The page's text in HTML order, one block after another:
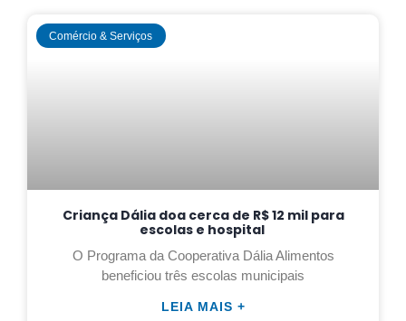
Comércio & Serviços
Criança Dália doa cerca de R$ 12 mil para
escolas e hospital
O Programa da Cooperativa Dália Alimentos
beneficiou três escolas municipais
LEIA MAIS +